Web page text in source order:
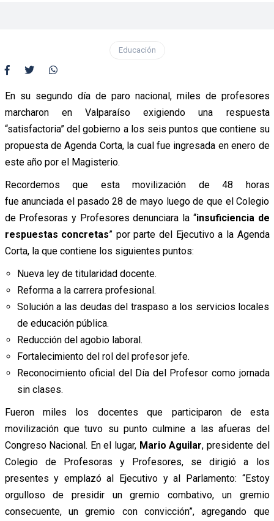
Educación
En su segundo día de paro nacional, miles de profesores
marcharon en Valparaíso exigiendo una respuesta
“satisfactoria” del gobierno a los seis puntos que contiene su
propuesta de Agenda Corta, la cual fue ingresada en enero de
este año por el Magisterio.
Recordemos que esta movilización de 48 horas
fue anunciada el pasado 28 de mayo luego de que el Colegio
de Profesoras y Profesores denunciara la “insuficiencia de
respuestas concretas” por parte del Ejecutivo a la Agenda
Corta, la que contiene los siguientes puntos:
Nueva ley de titularidad docente.
Reforma a la carrera profesional.
Solución a las deudas del traspaso a los servicios locales
de educación pública.
Reducción del agobio laboral.
Fortalecimiento del rol del profesor jefe.
Reconocimiento oficial del Día del Profesor como jornada
sin clases.
Fueron miles los docentes que participaron de esta
movilización que tuvo su punto culmine a las afueras del
Congreso Nacional. En el lugar, Mario Aguilar, presidente del
Colegio de Profesoras y Profesores, se dirigió a los
presentes y emplazó al Ejecutivo y al Parlamento: “Estoy
orgulloso de presidir un gremio combativo, un gremio
consecuente, un gremio con convicción”, agregando que